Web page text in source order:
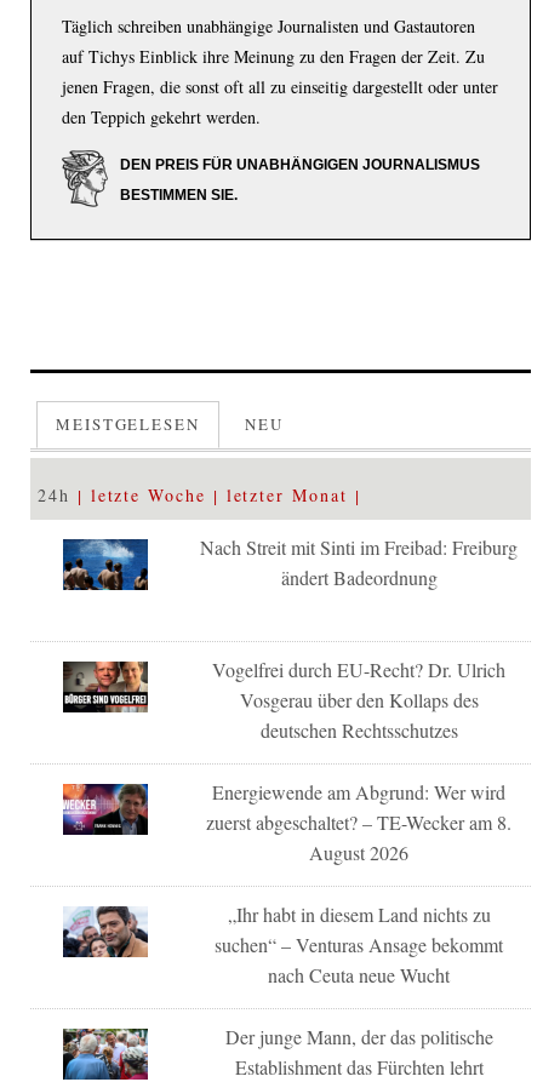
Täglich schreiben unabhängige Journalisten und Gastautoren
auf Tichys Einblick ihre Meinung zu den Fragen der Zeit. Zu
jenen Fragen, die sonst oft all zu einseitig dargestellt oder unter
den Teppich gekehrt werden.
DEN PREIS FÜR UNABHÄNGIGEN JOURNALISMUS
BESTIMMEN SIE.
MEISTGELESEN NEU
24h letzte Woche letzter Monat
Nach Streit mit Sinti im Freibad: Freiburg
ändert Badeordnung
Vogelfrei durch EU-Recht? Dr. Ulrich
Vosgerau über den Kollaps des
deutschen Rechtsschutzes
Energiewende am Abgrund: Wer wird
zuerst abgeschaltet? – TE-Wecker am 8.
August 2026
„Ihr habt in diesem Land nichts zu
suchen“ – Venturas Ansage bekommt
nach Ceuta neue Wucht
Der junge Mann, der das politische
Establishment das Fürchten lehrt